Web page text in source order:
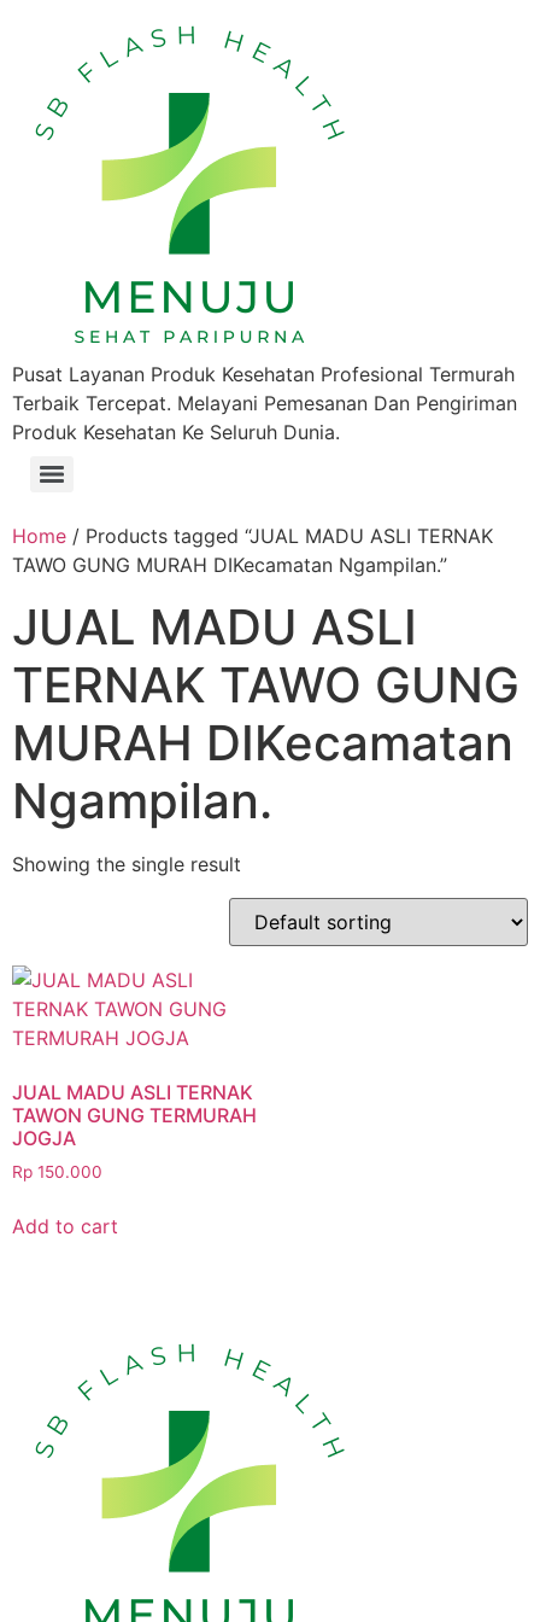
Pusat Layanan Produk Kesehatan Profesional Termurah
Terbaik Tercepat. Melayani Pemesanan Dan Pengiriman
Produk Kesehatan Ke Seluruh Dunia.
Home / Products tagged “JUAL MADU ASLI TERNAK
TAWO GUNG MURAH DIKecamatan Ngampilan.”
JUAL MADU ASLI
TERNAK TAWO GUNG
MURAH DIKecamatan
Ngampilan.
Showing the single result
JUAL MADU ASLI TERNAK
TAWON GUNG TERMURAH
JOGJA
Rp 150.000
Add to cart